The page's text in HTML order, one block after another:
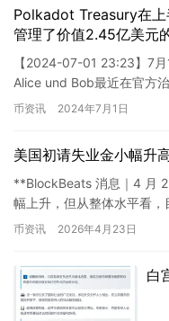
Polkadot Treasury在
管理了价值2.45亿美元
【2024-07-01 23:23】7
Alice und Bob最近在官方
告，要点如下：1、20…
币资讯 2024年7月1日
美国初请失业金小幅升
**BlockBeats 消息｜4 月
幅上升，但从整体水平看
环境相匹配。 — …
币资讯 2026年4月23日
白